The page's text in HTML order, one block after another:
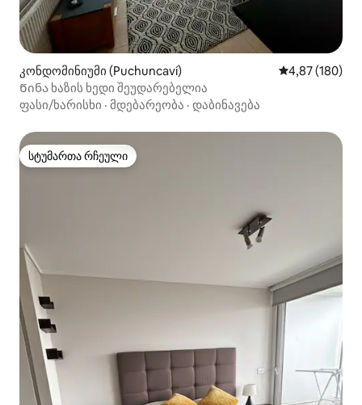
კონდომინიუმი (Puchuncaví) საშუალო
4,87 (180)
Წინა ხაზის ხედი შეუდარებელია
ფასი/ხარისხი · მდებარეობა · დაბინავება
სტუმართა რჩეული
სტუმართა რჩეული